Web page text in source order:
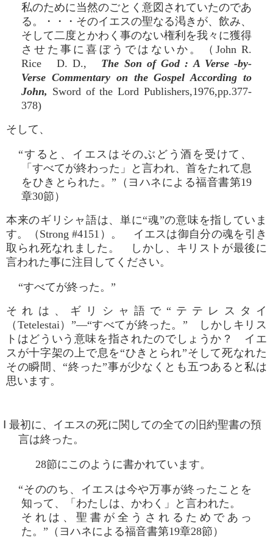
私のために当然のごとく意図されていたのであ
る。・・・そのイエスの聖なる渇きが、飲み、
そして二度とかわく事のない権利を我々に獲得
させた事に喜ぼうではないか。（John R.
Rice D. D., The Son of God : A Verse -by-
Verse Commentary on the Gospel According to
John, Sword of the Lord Publishers,1976,pp.377-
378)
そして、
“すると、イエスはそのぶどう酒を受けて、
「すべてが終わった」と言われ、首をたれて息
をひきとられた。”（ヨハネによる福音書第19
章30節）
本来のギリシャ語は、単に“魂”の意味を指していま
す。（Strong #4151）。 イエスは御自分の魂を引き
取られ死なれました。 しかし、キリストが最後に
言われた事に注目してください。
“すべてが終った。”
それは、ギリシャ語で“テテレスタイ
（Tetelestai）”―“すべてが終った。” しかしキリス
トはどういう意味を指されたのでしょうか？ イエ
スが十字架の上で息を“ひきとられ”そして死なれた
その瞬間、“終った”事が少なくとも五つあると私は
思います。
Ⅰ 最初に、イエスの死に関しての全ての旧約聖書の預
言は終った。
28節にこのように書かれています。
“そののち、イエスは今や万事が終ったことを
知って、「わたしは、かわく」と言われた。
それは、聖書が全うされるためであっ
た。”（ヨハネによる福音書第19章28節）